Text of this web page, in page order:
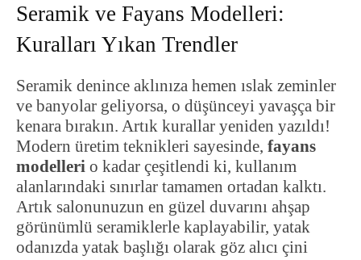
Seramik ve Fayans Modelleri:
Kuralları Yıkan Trendler
Seramik denince aklınıza hemen ıslak zeminler
ve banyolar geliyorsa, o düşünceyi yavaşça bir
kenara bırakın. Artık kurallar yeniden yazıldı!
Modern üretim teknikleri sayesinde, fayans
modelleri o kadar çeşitlendi ki, kullanım
alanlarındaki sınırlar tamamen ortadan kalktı.
Artık salonunuzun en güzel duvarını ahşap
görünümlü seramiklerle kaplayabilir, yatak
odanızda yatak başlığı olarak göz alıcı çini